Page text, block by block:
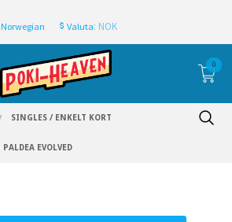
Norwegian Valuta: NOK
0
SINGLES / ENKELT KORT
PALDEA EVOLVED